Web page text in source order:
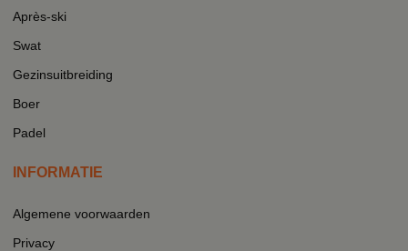
Après-ski
Swat
Gezinsuitbreiding
Boer
Padel
INFORMATIE
Algemene voorwaarden
Privacy